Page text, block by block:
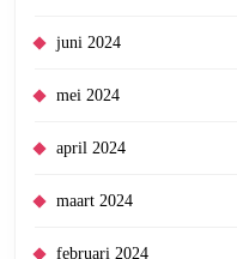
juni 2024
mei 2024
april 2024
maart 2024
februari 2024